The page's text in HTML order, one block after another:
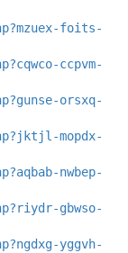
foits-
ccpvm-
orsxq-
mopdx-
nwbep-
gbwso-
yggvh-